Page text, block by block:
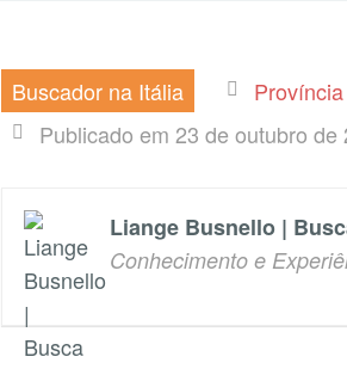
Buscador na Itália
Publicado em 23 de outubro de
Liange Busnello |
Conhecimento e